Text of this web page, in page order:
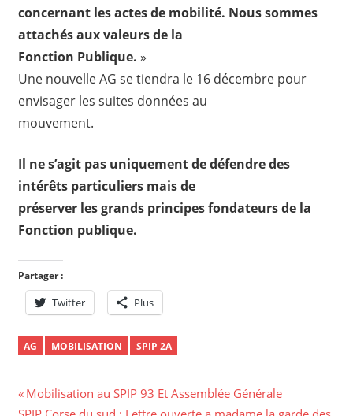
concernant les actes de mobilité. Nous sommes
attachés aux valeurs de la
Fonction Publique. »
Une nouvelle AG se tiendra le 16 décembre pour
envisager les suites données au
mouvement.
Il ne s’agit pas uniquement de défendre des
intérêts particuliers mais de
préserver les grands principes fondateurs de la
Fonction publique.
Partager :
Twitter Plus
AG MOBILISATION SPIP 2A
Navigation
Previous
Mobilisation au SPIP 93 Et Assemblée Générale